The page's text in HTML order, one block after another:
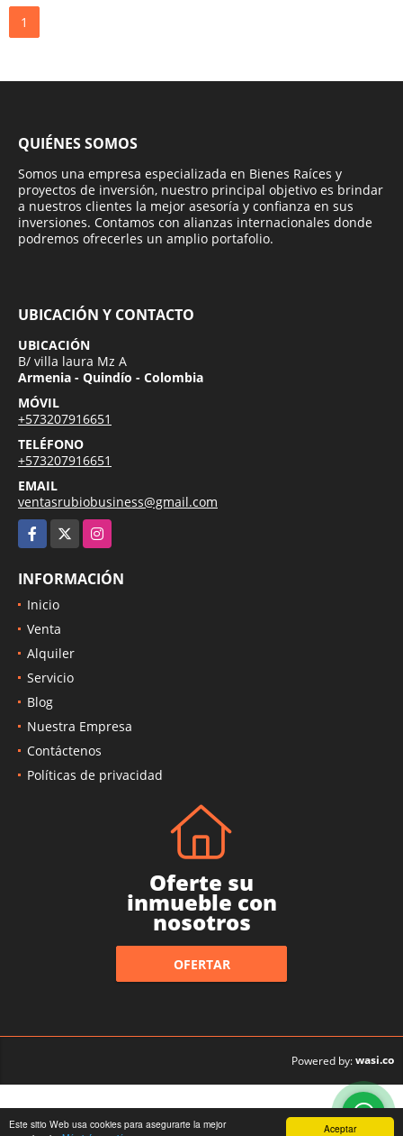
Aceptar
Este sitio Web usa cookies para asegurarte la mejor
1
QUIÉNES SOMOS
Somos una empresa especializada en Bienes Raíces y
proyectos de inversión, nuestro principal objetivo es brindar
a nuestros clientes la mejor asesoría y confianza en sus
inversiones. Contamos con alianzas internacionales donde
podremos ofrecerles un amplio portafolio.
UBICACIÓN Y CONTACTO
UBICACIÓN
B/ villa laura Mz A
Armenia - Quindío - Colombia
MÓVIL
+573207916651
TELÉFONO
+573207916651
EMAIL
ventasrubiobusiness@gmail.com
Facebook
Instagram
INFORMACIÓN
Inicio
Venta
Alquiler
Servicio
Blog
Nuestra Empresa
Contáctenos
Políticas de privacidad
Oferte su
inmueble con
nosotros
OFERTAR
Powered by:wasi.co